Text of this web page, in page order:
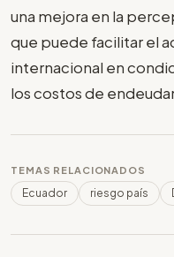
una mejora en la
que puede facilitar el
internacional en
los costos de
TEMAS RELACIONADOS
Ecuador riesgo país